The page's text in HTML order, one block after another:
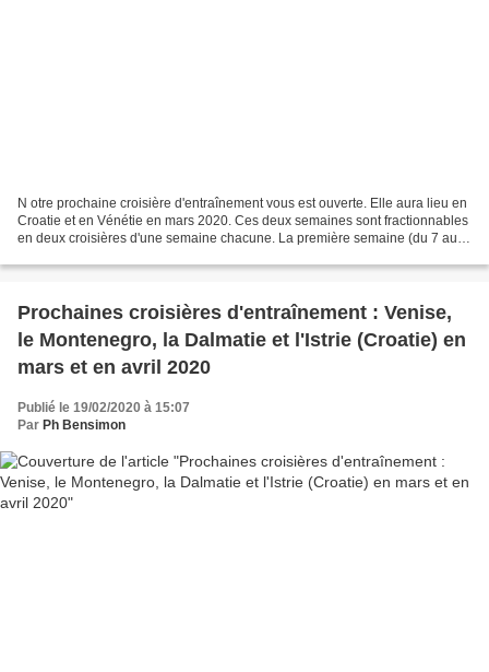
N otre prochaine croisière d'entraînement vous est ouverte. Elle aura lieu en
Croatie et en Vénétie en mars 2020. Ces deux semaines sont fractionnables
en deux croisières d'une semaine chacune. La première semaine (du 7 au
Prochaines croisières d'entraînement : Venise,
le Montenegro, la Dalmatie et l'Istrie (Croatie) en
mars et en avril 2020
Publié le 19/02/2020 à 15:07
Par Ph Bensimon